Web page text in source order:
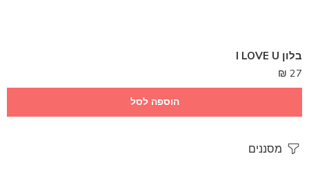
בלון I LOVE U
27
₪
הוספה לסל
מסננים